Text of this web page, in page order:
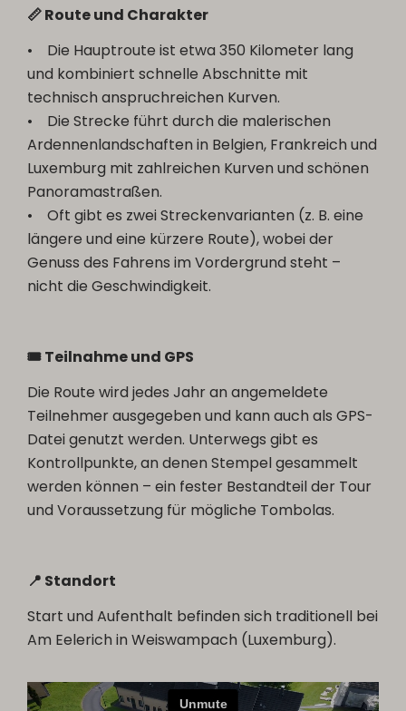
📏 Route und Charakter
• Die Hauptroute ist etwa 350 Kilometer lang
und kombiniert schnelle Abschnitte mit
technisch anspruchreichen Kurven.
• Die Strecke führt durch die malerischen
Ardennenlandschaften in Belgien, Frankreich und
Luxemburg mit zahlreichen Kurven und schönen
Panoramastraßen.
• Oft gibt es zwei Streckenvarianten (z. B. eine
längere und eine kürzere Route), wobei der
Genuss des Fahrens im Vordergrund steht –
nicht die Geschwindigkeit.
🎟️ Teilnahme und GPS
Die Route wird jedes Jahr an angemeldete
Teilnehmer ausgegeben und kann auch als GPS-
Datei genutzt werden. Unterwegs gibt es
Kontrollpunkte, an denen Stempel gesammelt
werden können – ein fester Bestandteil der Tour
und Voraussetzung für mögliche Tombolas.
📍 Standort
Start und Aufenthalt befinden sich traditionell bei
Am Eelerich in Weiswampach (Luxemburg).